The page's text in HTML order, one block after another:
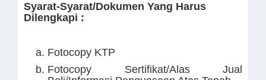
Syarat-Syarat/Dokumen Yang Harus
Dilengkapi :
Fotocopy KTP
Fotocopy Sertifikat/Alas Jual